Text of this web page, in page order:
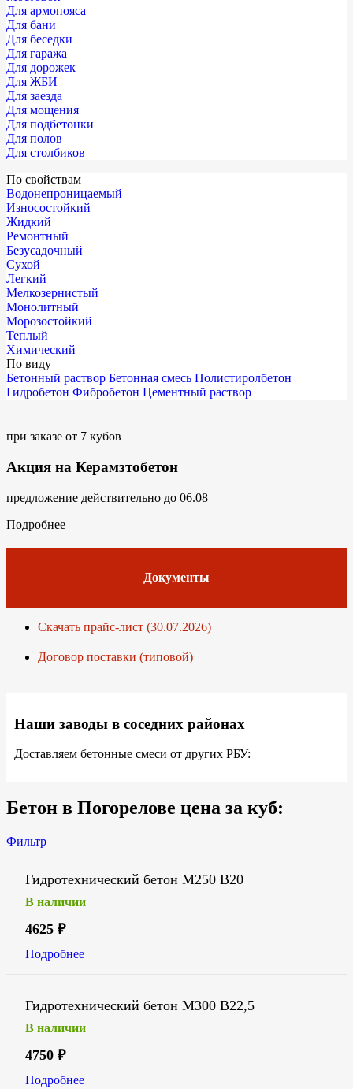
Для армопояса
Для бани
Для беседки
Для гаража
Для дорожек
Для ЖБИ
Для заезда
Для мощения
Для подбетонки
Для полов
Для столбиков
По свойствам
Водонепроницаемый
Износостойкий
Жидкий
Ремонтный
Безусадочный
Сухой
Легкий
Мелкозернистый
Монолитный
Морозостойкий
Теплый
Химический
По виду
Бетонный раствор Бетонная смесь Полистиролбетон
Гидробетон Фибробетон Цементный раствор
при заказе от 7 кубов
Акция на Керамзтобетон
предложение действительно до 06.08
Подробнее
Документы
Скачать прайс-лист (30.07.2026)
Договор поставки (типовой)
Наши заводы в соседних районах
Доставляем бетонные смеси от других РБУ:
Бетон в Погорелове цена за куб:
Фильтр
Гидротехнический бетон М250 В20
В наличии
4625 ₽
Подробнее
Гидротехнический бетон М300 В22,5
В наличии
4750 ₽
Подробнее